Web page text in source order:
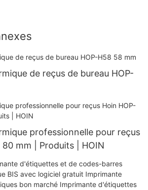
de reçus de bureau HOP-
professionnelle pour reçus
80 mm | Produits | HOIN